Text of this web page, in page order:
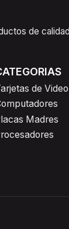
de
de Video
Madres